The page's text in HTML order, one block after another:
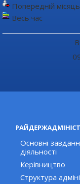
Попередній місяць
Весь час
Основні
діяльності
Керівництво
Структура